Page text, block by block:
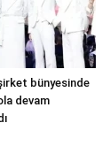
bünyesinde
devam